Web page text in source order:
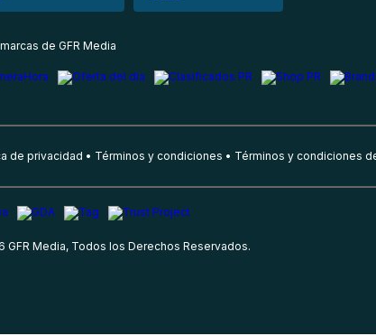
de GFR Media
de privacidad Términos y condiciones Términos y condiciones
GFR Media, Todos los Derechos Reservados.